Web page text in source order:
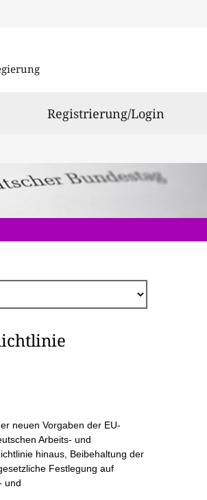
Registrierung/Login
neuen Vorgaben der EU-
Arbeits- und
hinaus, Beibehaltung der
Festlegung auf
und